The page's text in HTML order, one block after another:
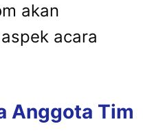
akan
acara
Anggota Tim